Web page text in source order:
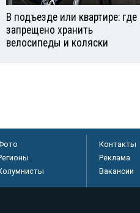
В подъезде или квартире: где
запрещено хранить
велосипеды и коляски
Контакты
Реклама
Вакансии